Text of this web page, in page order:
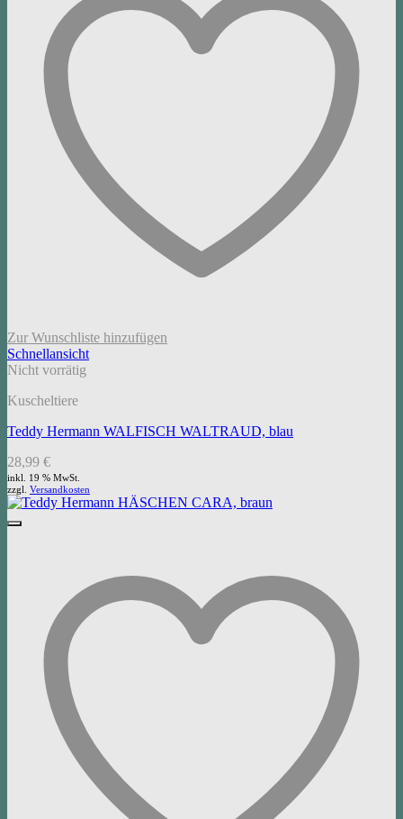
Zur Wunschliste hinzufügen
Schnellansicht
Nicht vorrätig
Kuscheltiere
Teddy Hermann WALFISCH WALTRAUD, blau
28,99 €
inkl. 19 % MwSt.
zzgl. Versandkosten